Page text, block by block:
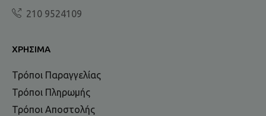
210 9524109
ΧΡΉΣΙΜΑ
Τρόποι Παραγγελίας
Τρόποι Πληρωμής
Τρόποι Αποστολής